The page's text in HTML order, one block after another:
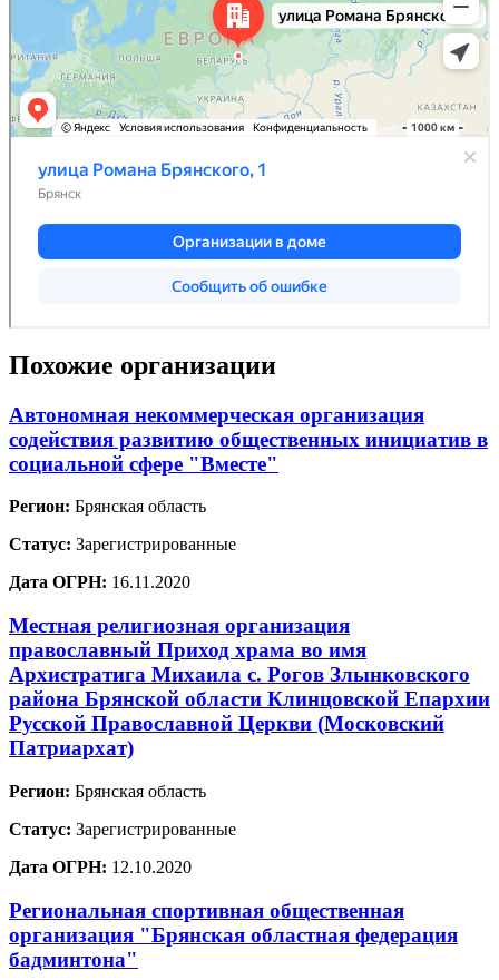
Похожие организации
Автономная некоммерческая организация
содействия развитию общественных инициатив в
социальной сфере "Вместе"
Регион: Брянская область
Статус: Зарегистрированные
Дата ОГРН: 16.11.2020
Местная религиозная организация
православный Приход храма во имя
Архистратига Михаила с. Рогов Злынковского
района Брянской области Клинцовской Епархии
Русской Православной Церкви (Московский
Патриархат)
Регион: Брянская область
Статус: Зарегистрированные
Дата ОГРН: 12.10.2020
Региональная спортивная общественная
организация "Брянская областная федерация
бадминтона"